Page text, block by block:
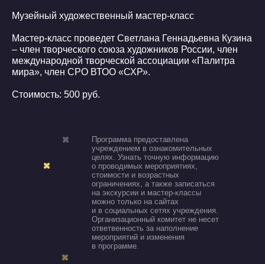
Музейный художественный мастер-класс
Мастер-класс проведет Светлана Геннадьевна Кузина
– член творческого союза художников России, член
международной творческой ассоциации «Палитра
мира», член СРО ВТОО «СХР».
Стоимость: 500 руб.
Программа предоставлена
учреждением в ознакомительных
целях. Узнать точную информацию
о проводимых мероприятиях,
стоимости и возрастных
ограничениях, а также записаться
на экскурсии и мастер-классы
можно только на сайтах
и в социальных сетях учреждения.
Организационный комитет не несет
ответвенность за наполнение
мероприятий и изменения
в программе.